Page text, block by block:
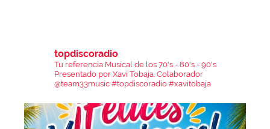
topdiscoradio
Tu referencia Musical de los 70's - 80's - 90's
Presentado por Xavi Tobaja. Colaborador
@team33music #topdiscoradio #xavitobaja